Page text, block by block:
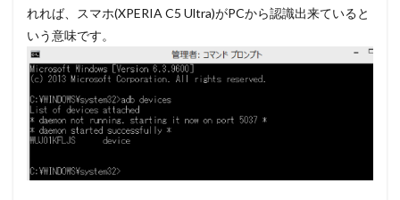
れれば、スマホ(XPERIA C5 Ultra)がPCから認識出来ていると
いう意味です。